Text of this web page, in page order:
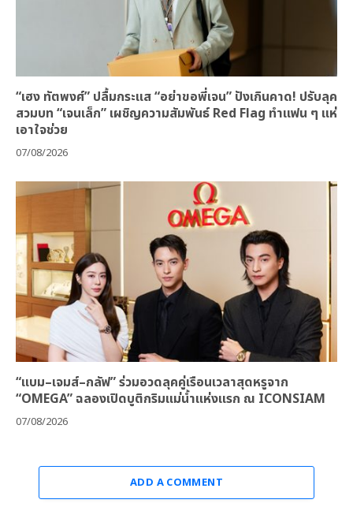
“เฮง ทัตพงศ์” ปลื้มกระแส “อย่าขอพี่เจน” ปังเกินคาด! ปรับลุค
สวมบท “เจนเล็ก” เผชิญความสัมพันธ์ Red Flag ทำแฟน ๆ แห่
เอาใจช่วย
07/08/2026
“แบม–เจมส์–กลัฟ” ร่วมอวดลุคคู่เรือนเวลาสุดหรูจาก
“OMEGA” ฉลองเปิดบูติกริมแม่น้ำแห่งแรก ณ ICONSIAM
07/08/2026
ADD A COMMENT